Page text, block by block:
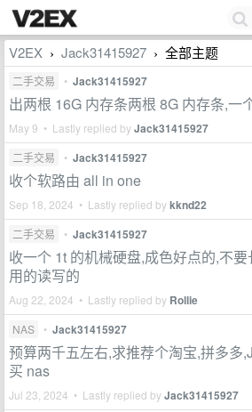
V2EX › Jack31415927 › 全部主题
二手交易 • Jack31415927
出两根 16G 内存条两根 8G 内存条,一
May 9 • Lastly replied byJack31415927
二手交易 • Jack31415927
收个软路由 all in one
Sep 18, 2024 • Lastly replied bykknd22
二手交易 • Jack31415927
收一个 1t 的机械硬盘,成色好点的,不
用的读写的
Aug 22, 2024 • Lastly replied by Rollie
NAS • Jack31415927
预算两千五左右,求推荐个淘宝,拼多多
买 nas
Jul 23, 2024 • Lastly replied byJack31415927